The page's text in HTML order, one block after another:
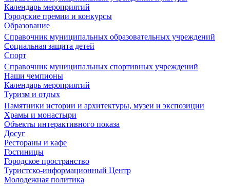
Календарь мероприятий
Городские премии и конкурсы
Образование
Справочник муниципальных образовательных учреждений
Социальная защита детей
Спорт
Справочник муниципальных спортивных учреждений
Наши чемпионы
Календарь мероприятий
Туризм и отдых
Памятники истории и архитектуры, музеи и экспозиции
Храмы и монастыри
Объекты интерактивного показа
Досуг
Рестораны и кафе
Гостиницы
Городское пространство
Туристско-информационный Центр
Молодежная политика